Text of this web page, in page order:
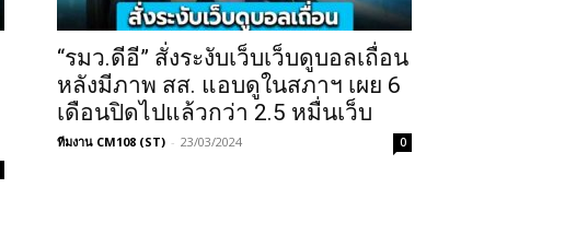
“รมว.ดีอี” สั่งระงับเว็บเว็บดูบอลเถื่อน
หลังมีภาพ สส. แอบดูในสภาฯ เผย 6
เดือนปิดไปแล้วกว่า 2.5 หมื่นเว็บ
ทีมงาน CM108 (ST) - 23/03/2024 0